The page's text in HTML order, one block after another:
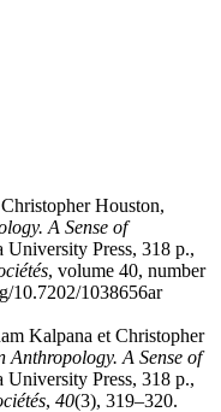
Houston,
A Sense of
Press, 318 p.,
, volume 40, number
10.7202/1038656ar
am Kalpana et Christopher
Anthropology. A Sense of
Press, 318 p.,
, 40(3), 319–320.